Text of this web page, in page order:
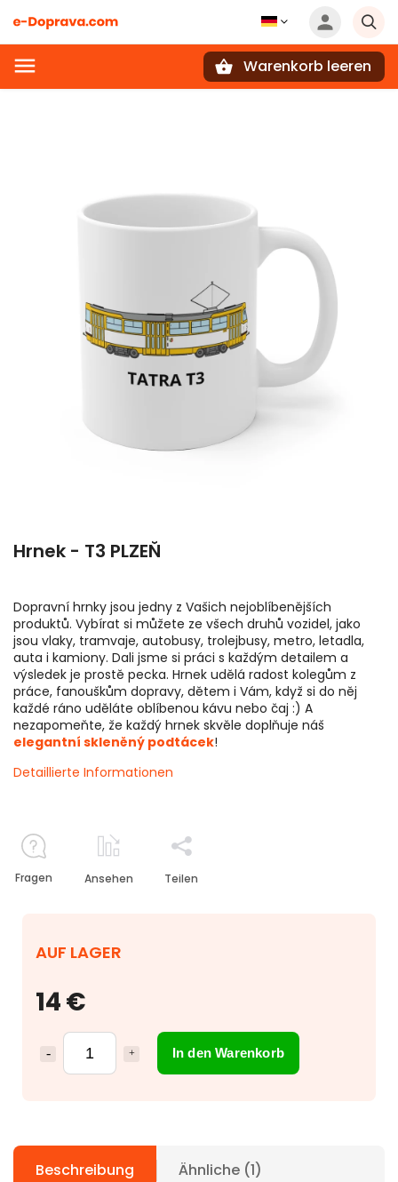
Warenkorb leeren
Hrnek - T3 PLZEŇ
14 €
In den Warenkorb
AUF LAGER
Dopravní hrnky jsou jedny z Vašich nejoblíbenějších
produktů. Vybírat si můžete ze všech druhů vozidel, jako
jsou vlaky, tramvaje, autobusy, trolejbusy, metro, letadla,
auta i kamiony. Dali jsme si práci s každým detailem a
výsledek je prostě pecka. Hrnek udělá radost kolegům z
práce, fanouškům dopravy, dětem i Vám, když si do něj
každé ráno uděláte oblíbenou kávu nebo čaj :) A
nezapomeňte, že každý hrnek skvěle doplňuje náš
elegantní skleněný podtácek!
Detaillierte Informationen
Fragen Ansehen Teilen
Beschreibung Ähnliche (1)